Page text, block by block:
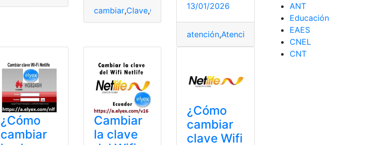
Herramientas Ecuador,Netlife,Tecnología
cambiar,Clave,Consulta Consulta online
13/01/2026
atención,Atención al cliente,Contactos
¿Cómo
cambiar
Cambiar
la clave
¿Cómo
cambiar
clave Wifi
ANT
Educación
EAES
CNEL
CNT